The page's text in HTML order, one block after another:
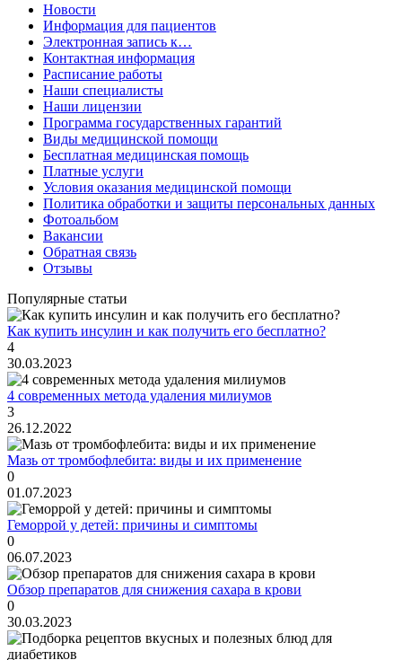
Новости
Информация для пациентов
Электронная запись к…
Контактная информация
Расписание работы
Наши специалисты
Наши лицензии
Программа государственных гарантий
Виды медицинской помощи
Бесплатная медицинская помощь
Платные услуги
Условия оказания медицинской помощи
Политика обработки и защиты персональных данных
Фотоальбом
Вакансии
Обратная связь
Отзывы
Популярные статьи
Как купить инсулин и как получить его бесплатно?
4
30.03.2023
4 современных метода удаления милиумов
3
26.12.2022
Мазь от тромбофлебита: виды и их применение
0
01.07.2023
Геморрой у детей: причины и симптомы
0
06.07.2023
Обзор препаратов для снижения сахара в крови
0
30.03.2023